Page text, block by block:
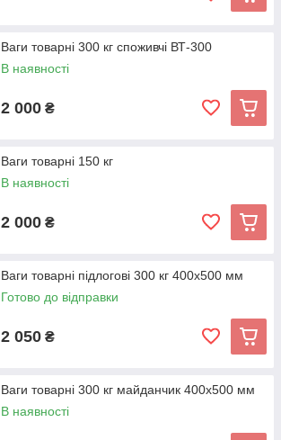
Ваги товарні 300 кг споживчі ВТ-300
В наявності
2 000 ₴
Ваги товарні 150 кг
В наявності
2 000 ₴
Ваги товарні підлогові 300 кг 400х500 мм
Готово до відправки
2 050 ₴
Ваги товарні 300 кг майданчик 400х500 мм
В наявності